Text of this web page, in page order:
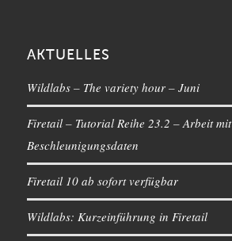
AKTUELLES
Wildlabs – The variety hour – Juni
Firetail – Tutorial Reihe 23.2 – Arbeit mit
Beschleunigungsdaten
Firetail 10 ab sofort verfügbar
Wildlabs: Kurzeinführung in Firetail